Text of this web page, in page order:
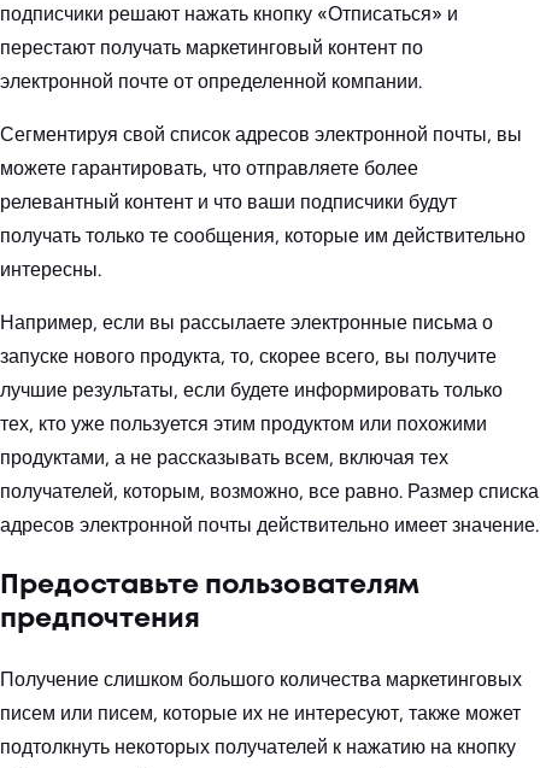
подписчики решают нажать кнопку «Отписаться» и
перестают получать маркетинговый контент по
электронной почте от определенной компании.
Сегментируя свой список адресов электронной почты, вы
можете гарантировать, что отправляете более
релевантный контент и что ваши подписчики будут
получать только те сообщения, которые им действительно
интересны.
Например, если вы рассылаете электронные письма о
запуске нового продукта, то, скорее всего, вы получите
лучшие результаты, если будете информировать только
тех, кто уже пользуется этим продуктом или похожими
продуктами, а не рассказывать всем, включая тех
получателей, которым, возможно, все равно. Размер списка
адресов электронной почты действительно имеет значение.
Предоставьте пользователям
предпочтения
Получение слишком большого количества маркетинговых
писем или писем, которые их не интересуют, также может
подтолкнуть некоторых получателей к нажатию на кнопку